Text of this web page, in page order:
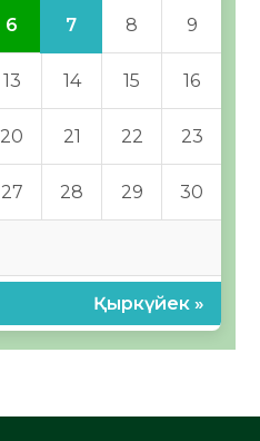
6 7 8 9
13 14 15 16
20 21 22 23
27 28 29 30
Қыркүйек »